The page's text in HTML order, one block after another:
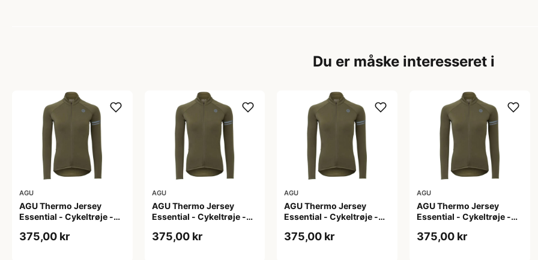
Du er måske interesseret i
AGU
AGU Thermo Jersey
Essential - Cykeltrøje -
375,00 kr
AGU
AGU Thermo Jersey
Essential - Cykeltrøje -
M
375,00 kr
AGU
AGU Thermo Jersey
Essential - Cykeltrøje -
375,00 kr
AGU
AGU Thermo Jersey
Essential - Cykeltrøje -
XL
375,00 kr